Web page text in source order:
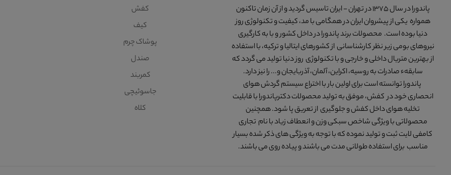
پاندورا در سال 1375 در تهران - ایران تاسیس گردید و از آن زمان تاکنون
همواره یکی از پیشروان ایران در همگامی با مد، کیفیت و تکنولوژی روز
دنیا بوده است. محصولات برند پاندورا در داخل کشور و با به کارگیری
نیروهای بومی زیر نظر کارشناسانی از کشورهای ایتالیا و ترکیه، با استفاده
از بهترین متریال داخلی و خارجی و با تکنولوژی روز دنیا تولید می گردد که
سابقهء صادرات به روسیه، اکراین، آلمان، آذربایجان و... را نیز دارد.
پاندورا توانسته است برای اولین بار با اختراع سیستم گردش هوای
انحصاری خود در کفش، موفق به تولید محصولات دکترپاندورا با قابلیت
تخلیه هوای داخل کفش و جلوگیری از تعریق پا شود. همچنین
محصولاتی با ویژگی شاخص سبکی وزن و انعطاف زیاد با نام تجاری
کامفی لایت ثبت و تولید نموده که با توجه به ویژگی های ذکر شده بسیار
مناسب برای استفاده طولانی مدت می باشند و پیاده روی می باشند.
کفش
کیف
پوشاک چرم
صندل
کمربند
جاسوئیچی
کلاه